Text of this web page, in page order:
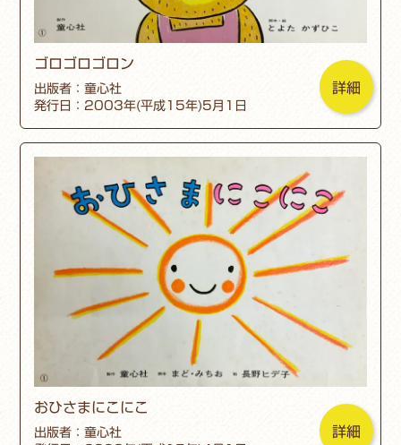
ゴロゴロゴロン
出版者：童心社
発行日：2003年(平成15年)5月1日
詳細
おひさまにこにこ
出版者：童心社
詳細